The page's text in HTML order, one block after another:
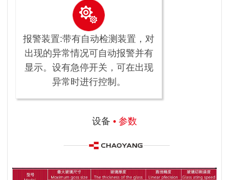
报警装置:带有自动检测装置，对
出现的异常情况可自动报警并有
显示。设有急停开关，可在出现
异常时进行控制。
设备 • 参数